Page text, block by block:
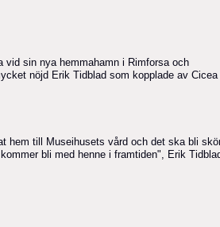
vid sin nya hemmahamn i Rimforsa och
nöjd Erik Tidblad som kopplade av Cicea
hem till Museihusets vård och det ska bli
bli med henne i framtiden", Erik